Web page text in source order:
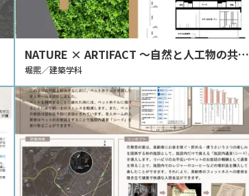
NATURE × ARTIFACT ～自然と人工物の共存
～
堀熙／建築学科